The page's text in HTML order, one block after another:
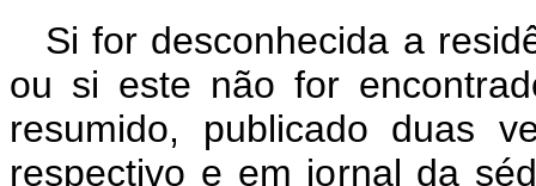
Si for desconhecida a
ou si este não for
resumido, publicado duas
respectivo e em jornal da